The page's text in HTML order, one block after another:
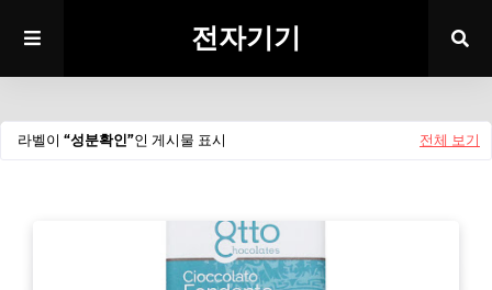
전자기기
라벨이 성분확인 인 게시물 표시 전체 보기